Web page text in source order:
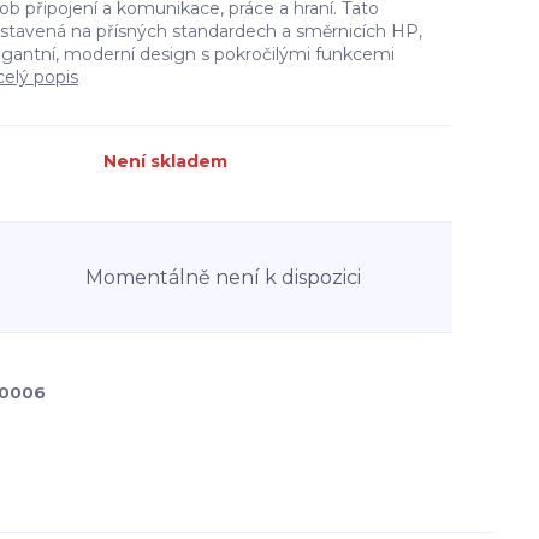
připojení a komunikace, práce a hraní. Tato
na přísných standardech a směrnicích HP,
moderní design s pokročilými funkcemi
popis
Není skladem
Momentálně není k dispozici